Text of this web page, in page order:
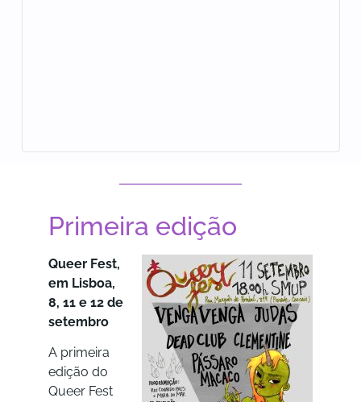
Primeira edição
Queer Fest,
em Lisboa,
8, 11 e 12 de
setembro
A primeira
edição do
Queer Fest